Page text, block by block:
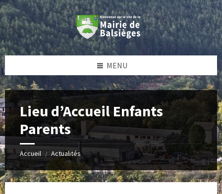
Skip
to
content
Skip
to
left
sidebar
Skip
to
right
sidebar
Skip
to
footer
MENU
Lieu d’Accueil Enfants
Parents
Accueil / Actualités